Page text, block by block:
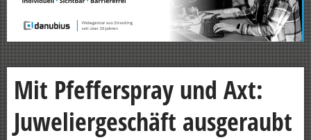
Mit Pfefferspray und Axt:
Juweliergeschäft ausgeraubt